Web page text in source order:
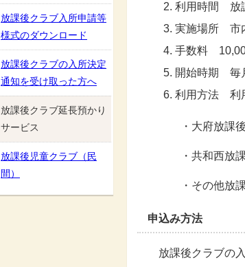
利用時間 放
実施場所 市
手数料
開始時期 毎
利用方法 利
・大府放課後ク
・共和西放課後
・その他放課後
申込み方法
放課後クラブの入
放課後クラブ入所申請等
様式のダウンロード
放課後クラブの入所決定
通知を受け取った方へ
放課後クラブ延長預かり
サービス
放課後児童クラブ（民
間）